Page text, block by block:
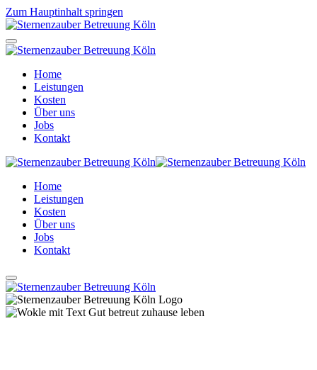
Zum Hauptinhalt springen
Home
Leistungen
Kosten
Über uns
Jobs
Kontakt
Home
Leistungen
Kosten
Über uns
Jobs
Kontakt